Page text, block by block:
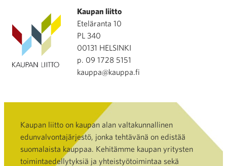
Kaupan liitto
Eteläranta 10
PL 340
00131 HELSINKI
p. 09 1728 5151
kauppa@kauppa.fi
Kaupan liitto on kaupan alan valtakunnallinen
edunvalvontajärjestö, jonka tehtävänä on edistää
suomalaista kauppaa. Kehitämme kaupan yritysten
toimintaedellytyksiä ja yhteistyötoimintaa sekä